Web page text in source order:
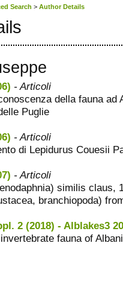
Search > Author Details
- Articoli
della fauna ad
Puglie
- Articoli
di Lepidurus Couesii
- Articoli
similis claus,
branchiopoda)
2 (2018) - Alblakes3
fauna of